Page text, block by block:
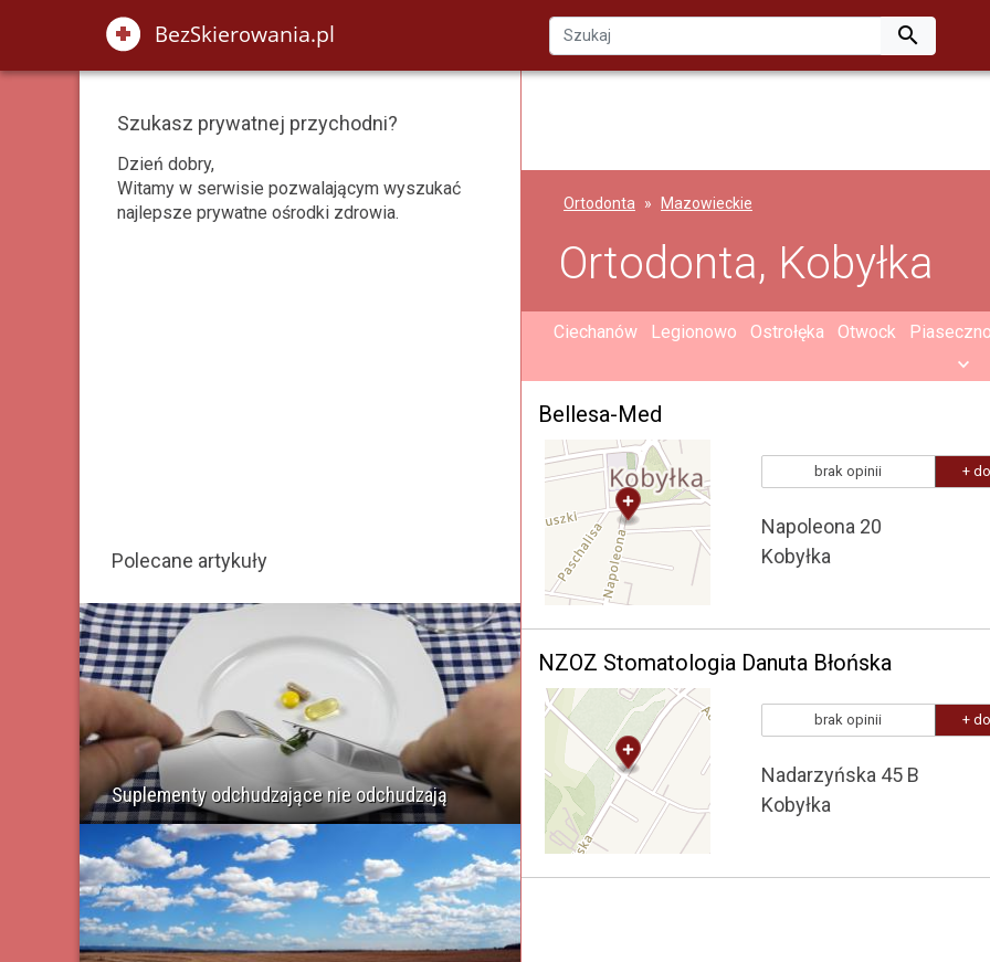

Ortodonta Mazowieckie
Ortodonta, Kobyłka
Ciechanów Legionowo Ostrołęka Otwock Piaseczno
Bellesa-Med
brak opinii +
Napoleona 20
Kobyłka
NZOZ Stomatologia Danuta Błońska
brak opinii +
Nadarzyńska 45 B
Kobyłka
Szukasz prywatnej przychodni?
Dzień dobry,
Witamy w serwisie pozwalającym wyszukać
najlepsze prywatne ośrodki zdrowia.
Polecane artykuły
Suplementy odchudzające nie odchudzają